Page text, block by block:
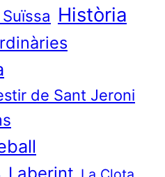
Història
de Sant Jeroni